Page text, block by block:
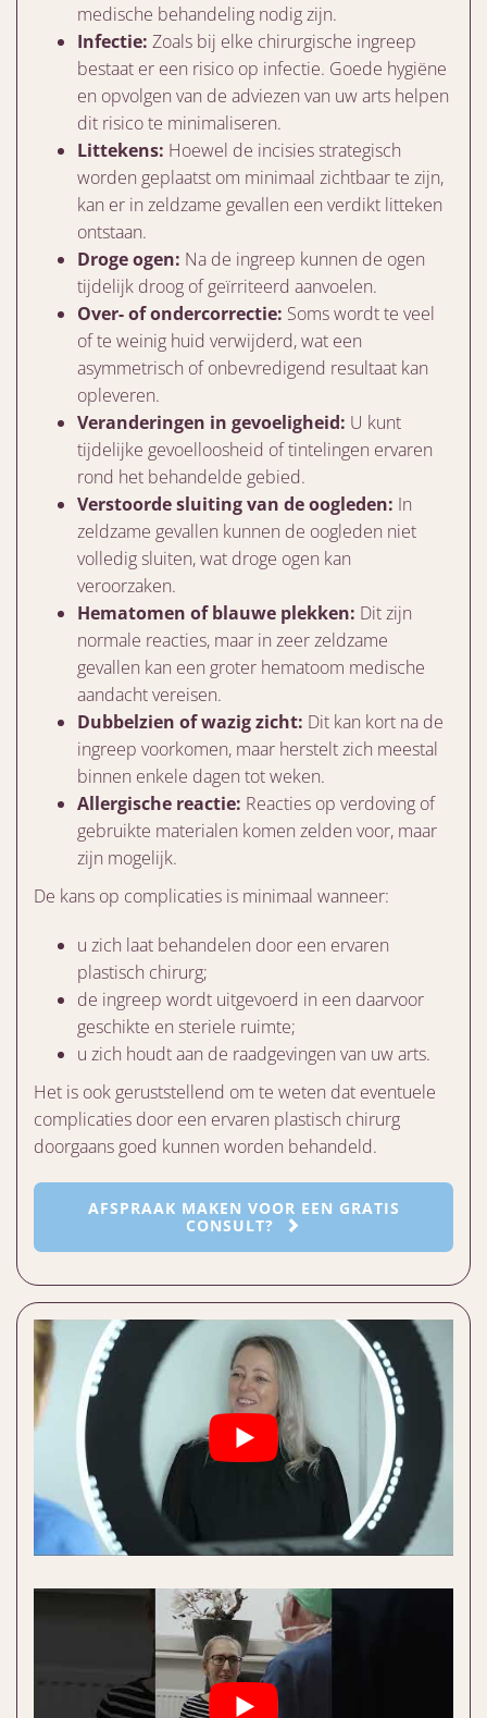
medische behandeling nodig zijn.
Infectie: Zoals bij elke chirurgische ingreep
bestaat er een risico op infectie. Goede hygiëne
en opvolgen van de adviezen van uw arts helpen
dit risico te minimaliseren.
Littekens: Hoewel de incisies strategisch
worden geplaatst om minimaal zichtbaar te zijn,
kan er in zeldzame gevallen een verdikt litteken
ontstaan.
Droge ogen: Na de ingreep kunnen de ogen
tijdelijk droog of geïrriteerd aanvoelen.
Over- of ondercorrectie: Soms wordt te veel
of te weinig huid verwijderd, wat een
asymmetrisch of onbevredigend resultaat kan
opleveren.
Veranderingen in gevoeligheid: U kunt
tijdelijke gevoelloosheid of tintelingen ervaren
rond het behandelde gebied.
Verstoorde sluiting van de oogleden: In
zeldzame gevallen kunnen de oogleden niet
volledig sluiten, wat droge ogen kan
veroorzaken.
Hematomen of blauwe plekken: Dit zijn
normale reacties, maar in zeer zeldzame
gevallen kan een groter hematoom medische
aandacht vereisen.
Dubbelzien of wazig zicht: Dit kan kort na de
ingreep voorkomen, maar herstelt zich meestal
binnen enkele dagen tot weken.
Allergische reactie: Reacties op verdoving of
gebruikte materialen komen zelden voor, maar
zijn mogelijk.
De kans op complicaties is minimaal wanneer:
u zich laat behandelen door een ervaren
plastisch chirurg;
de ingreep wordt uitgevoerd in een daarvoor
geschikte en steriele ruimte;
u zich houdt aan de raadgevingen van uw arts.
Het is ook geruststellend om te weten dat eventuele
complicaties door een ervaren plastisch chirurg
doorgaans goed kunnen worden behandeld.
AFSPRAAK MAKEN VOOR EEN GRATIS
CONSULT?